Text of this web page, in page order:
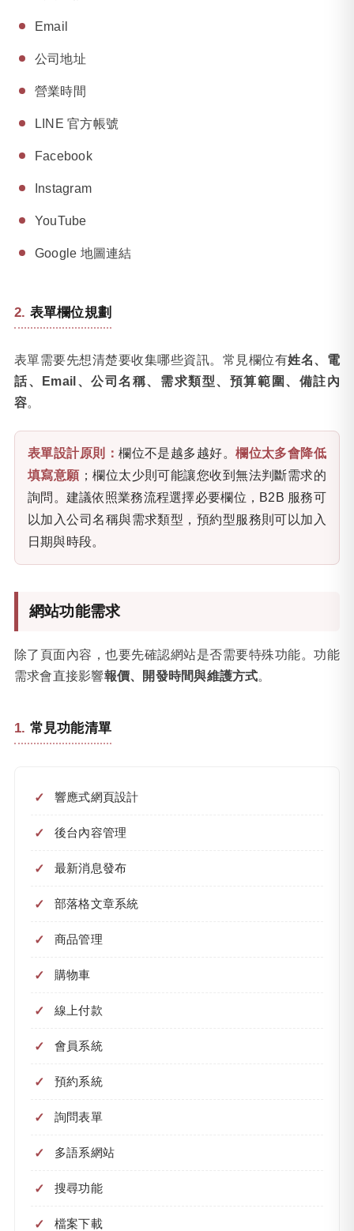
Email
公司地址
營業時間
LINE 官方帳號
Facebook
Instagram
YouTube
Google 地圖連結
表單欄位規劃
表單需要先想清楚要收集哪些資訊。常見欄位有姓名、電
話、Email、公司名稱、需求類型、預算範圍、備註內
容。
表單設計原則：欄位不是越多越好。欄位太多會降低
填寫意願；欄位太少則可能讓您收到無法判斷需求的
詢問。建議依照業務流程選擇必要欄位，B2B 服務可
以加入公司名稱與需求類型，預約型服務則可以加入
日期與時段。
網站功能需求
除了頁面內容，也要先確認網站是否需要特殊功能。功能
需求會直接影響報價、開發時間與維護方式。
常見功能清單
響應式網頁設計
後台內容管理
最新消息發布
部落格文章系統
商品管理
購物車
線上付款
會員系統
預約系統
詢問表單
多語系網站
搜尋功能
檔案下載